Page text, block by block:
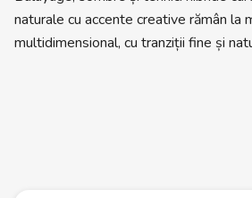
naturale cu accente creative rămân la
multidimensional, cu tranziții fine și